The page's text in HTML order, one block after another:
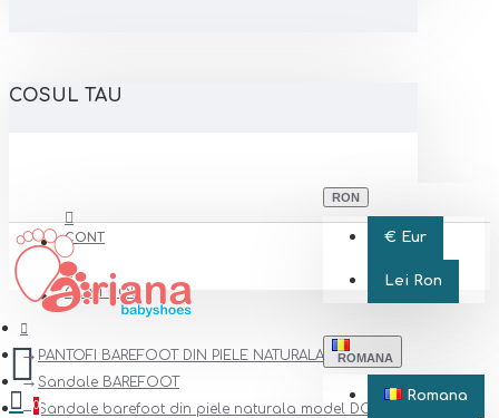
COSUL TAU
CONT
CONT NOU
RON
€ Eur
Lei Ron
ROMANA
Romana
0
PANTOFI BAREFOOT DIN PIELE NATURALA
Sandale BAREFOOT
Sandale barefoot din piele naturala model DONALD